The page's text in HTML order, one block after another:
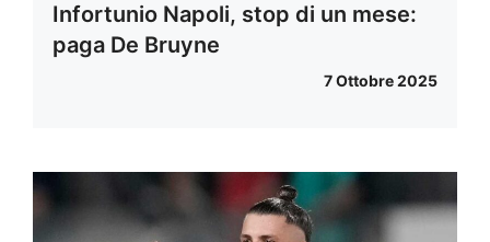
Infortunio Napoli, stop di un mese:
paga De Bruyne
7 Ottobre 2025